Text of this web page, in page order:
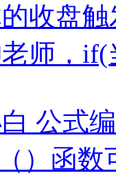
收盘触
师，if(
公式
）函